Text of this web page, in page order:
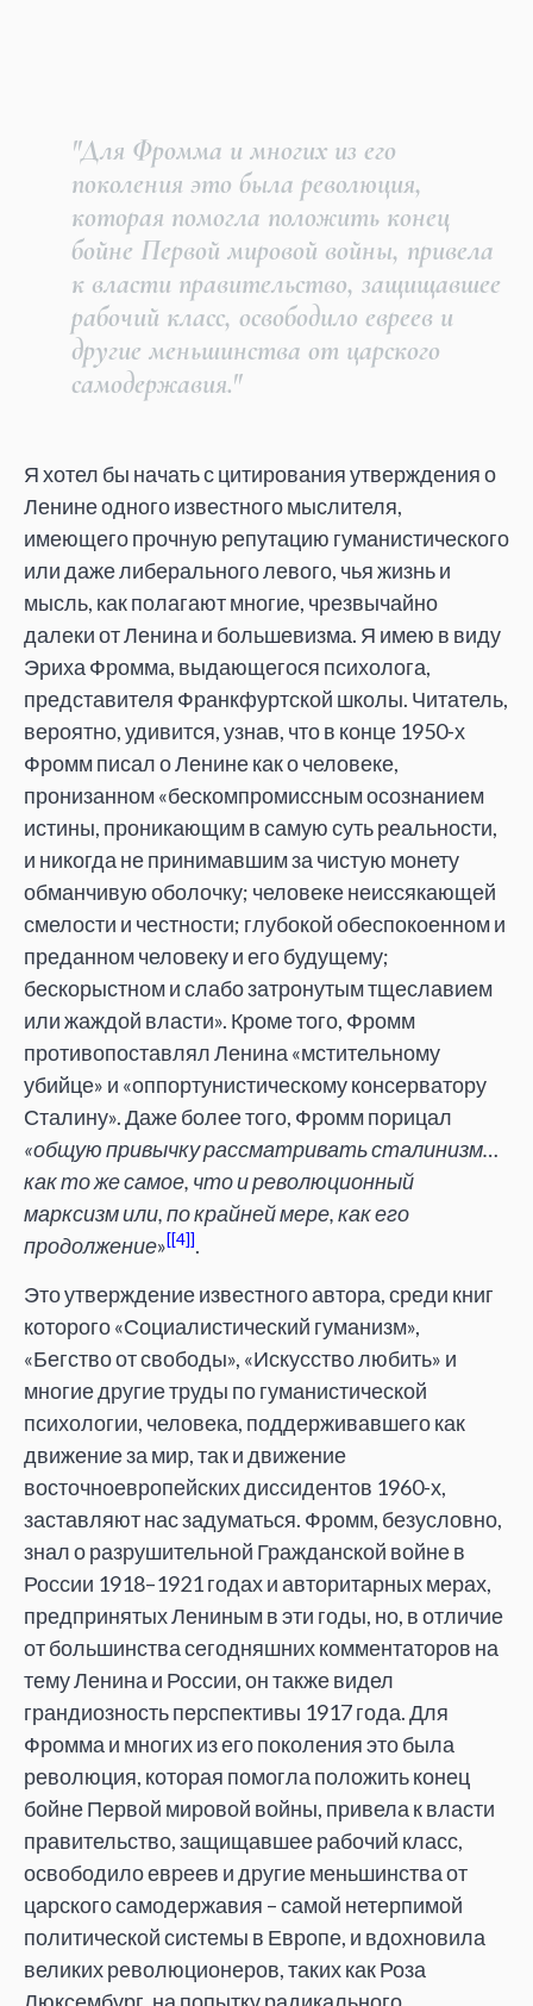
"Для Фромма и многих из его
поколения это была революция,
которая помогла положить конец
бойне Первой мировой войны, привела
к власти правительство, защищавшее
рабочий класс, освободило евреев и
другие меньшинства от царского
самодержавия."
Я хотел бы начать с цитирования утверждения о
Ленине одного известного мыслителя,
имеющего прочную репутацию гуманистического
или даже либерального левого, чья жизнь и
мысль, как полагают многие, чрезвычайно
далеки от Ленина и большевизма. Я имею в виду
Эриха Фромма, выдающегося психолога,
представителя Франкфуртской школы. Читатель,
вероятно, удивится, узнав, что в конце 1950-х
Фромм писал о Ленине как о человеке,
пронизанном «бескомпромиссным осознанием
истины, проникающим в самую суть реальности,
и никогда не принимавшим за чистую монету
обманчивую оболочку; человеке неиссякающей
смелости и честности; глубокой обеспокоенном и
преданном человеку и его будущему;
бескорыстном и слабо затронутым тщеславием
или жаждой власти». Кроме того, Фромм
противопоставлял Ленина «мстительному
убийце» и «оппортунистическому консерватору
Сталину». Даже более того, Фромм порицал
«общую привычку рассматривать сталинизм…
как то же самое, что и революционный
марксизм или, по крайней мере, как его
продолжение» [4] .
Это утверждение известного автора, среди книг
которого «Социалистический гуманизм»,
«Бегство от свободы», «Искусство любить» и
многие другие труды по гуманистической
психологии, человека, поддерживавшего как
движение за мир, так и движение
восточноевропейских диссидентов 1960-х,
заставляют нас задуматься. Фромм, безусловно,
знал о разрушительной Гражданской войне в
России 1918–1921 годах и авторитарных мерах,
предпринятых Лениным в эти годы, но, в отличие
от большинства сегодняшних комментаторов на
тему Ленина и России, он также видел
грандиозность перспективы 1917 года. Для
Фромма и многих из его поколения это была
революция, которая помогла положить конец
бойне Первой мировой войны, привела к власти
правительство, защищавшее рабочий класс,
освободило евреев и другие меньшинства от
царского самодержавия – самой нетерпимой
политической системы в Европе, и вдохновила
великих революционеров, таких как Роза